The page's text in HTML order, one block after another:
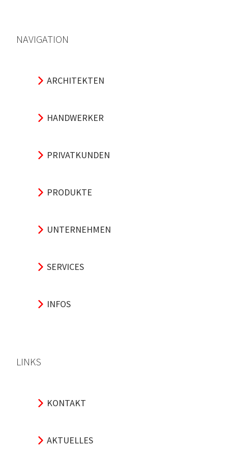
NAVIGATION
ARCHITEKTEN
HANDWERKER
PRIVATKUNDEN
PRODUKTE
UNTERNEHMEN
SERVICES
INFOS
LINKS
KONTAKT
AKTUELLES